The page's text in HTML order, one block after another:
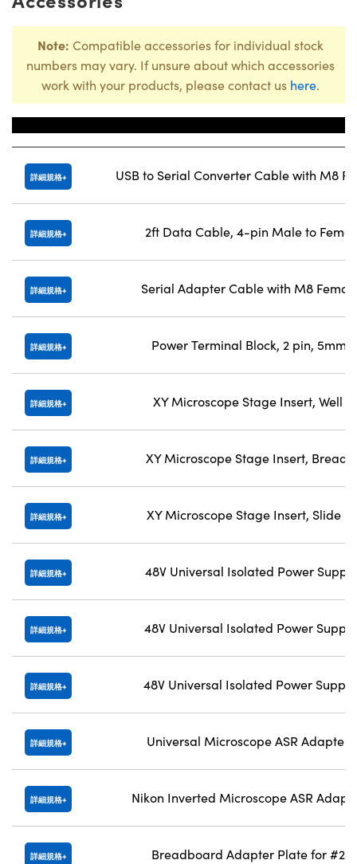
Note: Compatible accessories for individual stock
numbers may vary. If unsure about which accessories
work with your products, please contact us here.
詳細規格 USB to Serial Converter Cable with M8
詳細規格 2ft Data Cable, 4-pin Male to
詳細規格 Serial Adapter Cable with M8
詳細規格 Power Terminal Block, 2 pin, 5mm
詳細規格 XY Microscope Stage Insert, Well
詳細規格 XY Microscope Stage Insert,
詳細規格 XY Microscope Stage Insert, Slide
詳細規格 48V Universal Isolated Power
詳細規格 48V Universal Isolated Power
詳細規格 48V Universal Isolated Power
詳細規格 Universal Microscope ASR Adapter
詳細規格 Nikon Inverted Microscope ASR
詳細規格 Breadboard Adapter Plate for